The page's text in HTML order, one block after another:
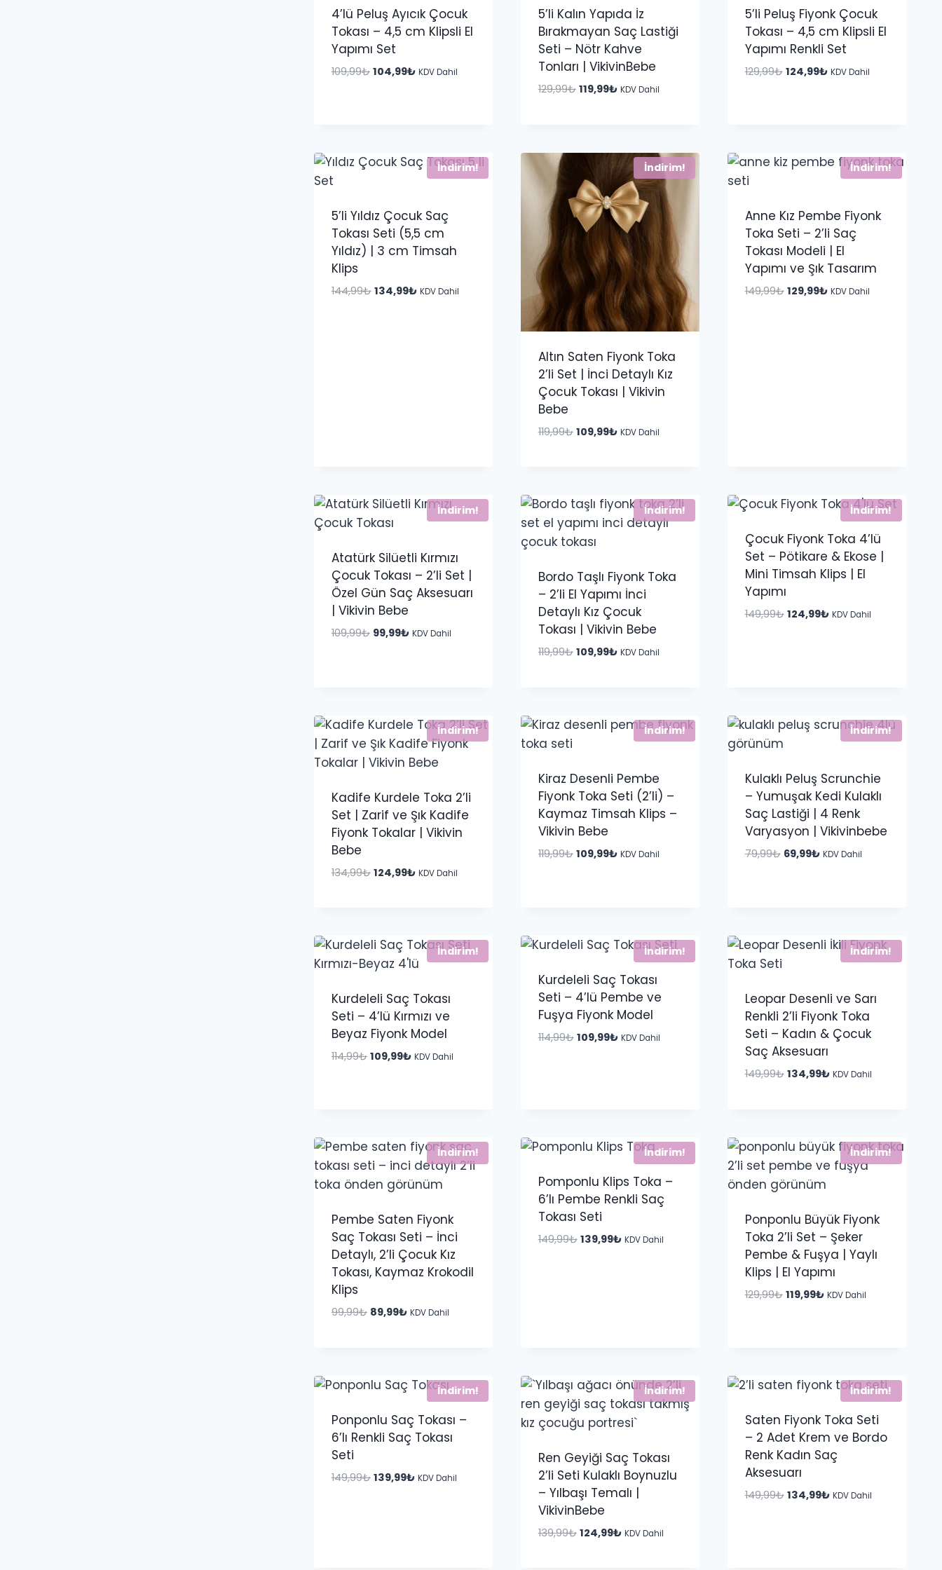
4’lü Peluş Ayıcık Çocuk
Tokası – 4,5 cm Klipsli El
Yapımı Set
109,99₺ Orijinal
104,99₺Şu
KDV Dahil
5’li Kalın Yapıda İz
Bırakmayan Saç Lastiği
Seti – Nötr Kahve
Tonları | VikivinBebe
129,99₺ Orijinal
119,99₺Şu
KDV Dahil
5’li Peluş Fiyonk Çocuk
Tokası – 4,5 cm Klipsli El
Yapımı Renkli Set
129,99₺ Orijinal
124,99₺Şu
KDV Dahil
İndirim!
5’li Yıldız Çocuk Saç
Tokası Seti (5,5 cm
Yıldız) | 3 cm Timsah
Klips
144,99₺ Orijinal
134,99₺Şu
KDV Dahil
İndirim!
Altın Saten Fiyonk Toka
2’li Set | İnci Detaylı Kız
Çocuk Tokası | Vikivin
Bebe
119,99₺ Orijinal
109,99₺Şu
KDV Dahil
İndirim!
Anne Kız Pembe Fiyonk
Toka Seti – 2’li Saç
Tokası Modeli | El
Yapımı ve Şık Tasarım
149,99₺ Orijinal
129,99₺Şu
KDV Dahil
İndirim!
Atatürk Silüetli Kırmızı
Çocuk Tokası – 2’li Set |
Özel Gün Saç Aksesuarı
| Vikivin Bebe
109,99₺ Orijinal
99,99₺Şu
KDV Dahil
İndirim!
Bordo Taşlı Fiyonk Toka
– 2’li El Yapımı İnci
Detaylı Kız Çocuk
Tokası | Vikivin Bebe
119,99₺ Orijinal
109,99₺Şu
KDV Dahil
İndirim!
Çocuk Fiyonk Toka 4’lü
Set – Pötikare & Ekose |
Mini Timsah Klips | El
Yapımı
149,99₺ Orijinal
124,99₺Şu
KDV Dahil
İndirim!
Kadife Kurdele Toka 2’li
Set | Zarif ve Şık Kadife
Fiyonk Tokalar | Vikivin
Bebe
134,99₺ Orijinal
124,99₺Şu
KDV Dahil
İndirim!
Kiraz Desenli Pembe
Fiyonk Toka Seti (2’li) –
Kaymaz Timsah Klips –
Vikivin Bebe
119,99₺ Orijinal
109,99₺Şu
KDV Dahil
İndirim!
Kulaklı Peluş Scrunchie
– Yumuşak Kedi Kulaklı
Saç Lastiği | 4 Renk
Varyasyon | Vikivinbebe
79,99₺ Orijinal
69,99₺Şu
KDV Dahil
İndirim!
Kurdeleli Saç Tokası
Seti – 4’lü Kırmızı ve
Beyaz Fiyonk Model
114,99₺ Orijinal
109,99₺Şu
KDV Dahil
İndirim!
Kurdeleli Saç Tokası
Seti – 4’lü Pembe ve
Fuşya Fiyonk Model
114,99₺ Orijinal
109,99₺Şu
KDV Dahil
İndirim!
Leopar Desenli ve Sarı
Renkli 2’li Fiyonk Toka
Seti – Kadın & Çocuk
Saç Aksesuarı
149,99₺ Orijinal
134,99₺Şu
KDV Dahil
İndirim!
Pembe Saten Fiyonk
Saç Tokası Seti – İnci
Detaylı, 2’li Çocuk Kız
Tokası, Kaymaz Krokodil
Klips
99,99₺ Orijinal
89,99₺Şu
KDV Dahil
İndirim!
Pomponlu Klips Toka –
6’lı Pembe Renkli Saç
Tokası Seti
149,99₺ Orijinal
139,99₺Şu
KDV Dahil
İndirim!
Ponponlu Büyük Fiyonk
Toka 2’li Set – Şeker
Pembe & Fuşya | Yaylı
Klips | El Yapımı
129,99₺ Orijinal
119,99₺Şu
KDV Dahil
İndirim!
Ponponlu Saç Tokası –
6’lı Renkli Saç Tokası
Seti
149,99₺ Orijinal
139,99₺Şu
KDV Dahil
İndirim!
Ren Geyiği Saç Tokası
2’li Seti Kulaklı Boynuzlu
– Yılbaşı Temalı |
VikivinBebe
139,99₺ Orijinal
124,99₺Şu
KDV Dahil
İndirim!
Saten Fiyonk Toka Seti
– 2 Adet Krem ve Bordo
Renk Kadın Saç
Aksesuarı
149,99₺ Orijinal
134,99₺Şu
KDV Dahil